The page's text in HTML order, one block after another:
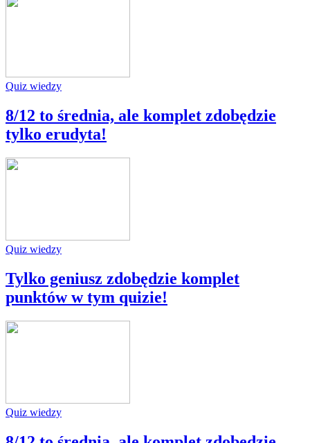
Quiz wiedzy
8/12 to średnia, ale komplet zdobędzie
tylko erudyta!
Quiz wiedzy
Tylko geniusz zdobędzie komplet
punktów w tym quizie!
Quiz wiedzy